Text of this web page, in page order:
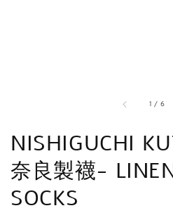
1 / 6
NISHIGUCHI
奈良製襪-
SOCKS